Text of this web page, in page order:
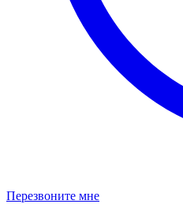
Перезвоните мне